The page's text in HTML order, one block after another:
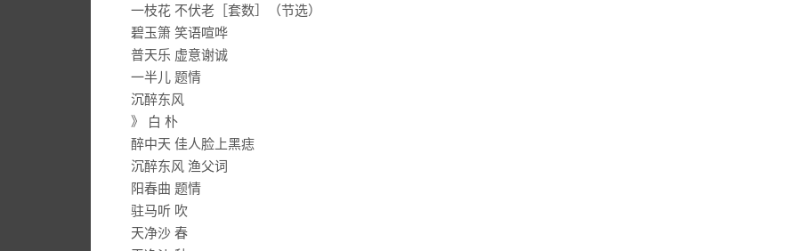
一枝花 不伏老［套数］（节选）
碧玉箫 笑语喧哗
普天乐 虚意谢诚
一半儿 题情
沉醉东风
》 白 朴
醉中天 佳人脸上黑痣
沉醉东风 渔父词
阳春曲 题情
驻马听 吹
天净沙 春